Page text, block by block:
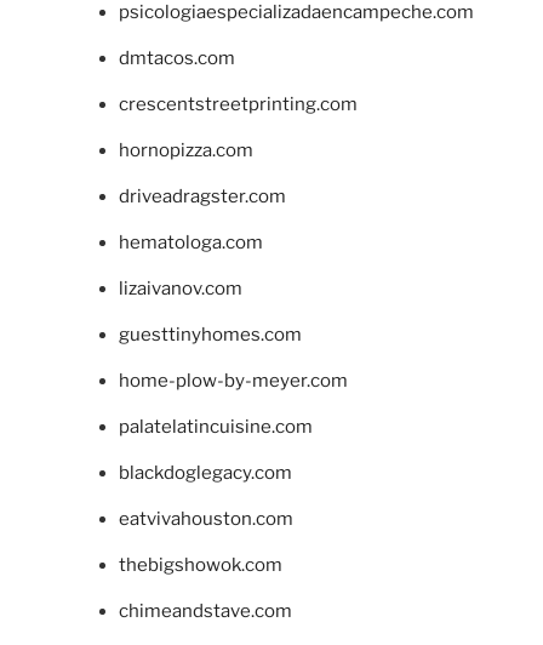
psicologiaespecializadaencampeche.com
dmtacos.com
crescentstreetprinting.com
hornopizza.com
driveadragster.com
hematologa.com
lizaivanov.com
guesttinyhomes.com
home-plow-by-meyer.com
palatelatincuisine.com
blackdoglegacy.com
eatvivahouston.com
thebigshowok.com
chimeandstave.com